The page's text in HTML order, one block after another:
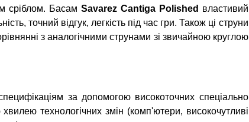
сріблом. Басам Savarez Cantiga Polished властивий
точний відгук, легкість під час гри. Також ці струни
з аналогічними струнами зі звичайною круглою
за допомогою високоточних спеціально
технологічних змін (комп'ютери, високочутливі